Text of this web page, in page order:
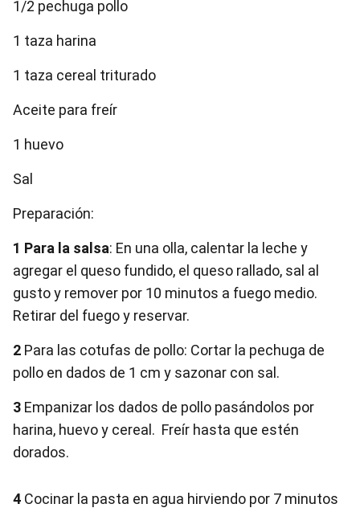
1/2 pechuga pollo
1 taza harina
1 taza cereal triturado
Aceite para freír
1 huevo
Sal
Preparación:
1 Para la salsa: En una olla, calentar la leche y
agregar el queso fundido, el queso rallado, sal al
gusto y remover por 10 minutos a fuego medio.
Retirar del fuego y reservar.
2 Para las cotufas de pollo: Cortar la pechuga de
pollo en dados de 1 cm y sazonar con sal.
3 Empanizar los dados de pollo pasándolos por
harina, huevo y cereal. Freír hasta que estén
dorados.
4 Cocinar la pasta en agua hirviendo por 7 minutos